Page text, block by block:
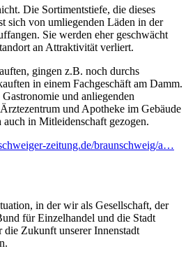
Die Sortimentstiefe, die dieses
sich von umliegenden Läden in der
Sie werden eher geschwächt
an Attraktivität verliert.
gingen z.B. noch durchs
in einem Fachgeschäft am Damm.
und anliegenden
und Apotheke im Gebäude
in Mitleidenschaft gezogen.
zeitung.de/braunschweig/a…
in der wir als Gesellschaft, der
für Einzelhandel und die Stadt
die Zukunft unserer Innenstadt